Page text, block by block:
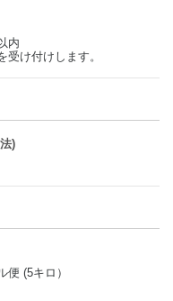
内
受け付けします。
)
(5キロ）